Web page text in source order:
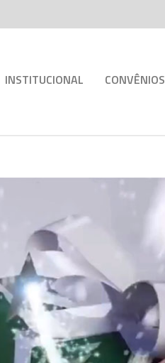
INSTITUCIONAL CONVÊNIOS